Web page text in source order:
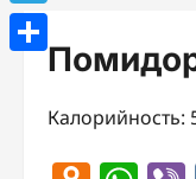
Калорийность:
Telegram
Отправить